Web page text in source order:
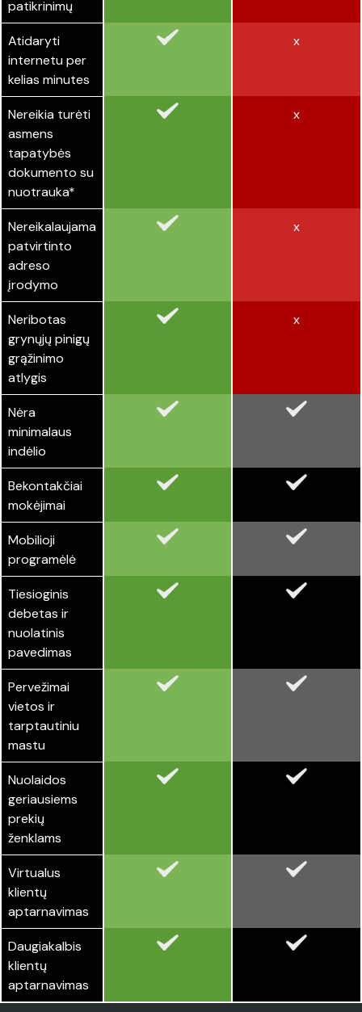
patikrinimų
Atidaryti
internetu per
kelias minutes
x
Nereikia turėti
asmens
tapatybės
dokumento su
nuotrauka*
x
Nereikalaujama
patvirtinto
adreso
įrodymo
x
Neribotas
grynųjų pinigų
grąžinimo
atlygis
x
Nėra
minimalaus
indėlio
Bekontakčiai
mokėjimai
Mobilioji
programėlė
Tiesioginis
debetas ir
nuolatinis
pavedimas
Pervežimai
vietos ir
tarptautiniu
mastu
Nuolaidos
geriausiems
prekių
ženklams
Virtualus
klientų
aptarnavimas
Daugiakalbis
klientų
aptarnavimas